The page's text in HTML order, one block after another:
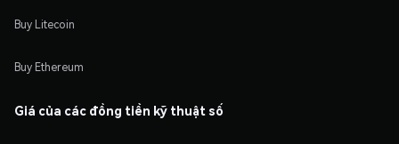
Buy Litecoin
Buy Ethereum
Giá của các đồng tiền kỹ thuật số